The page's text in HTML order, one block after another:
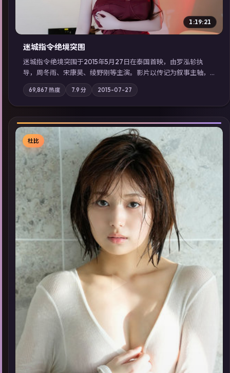
1:19:21
迷城指令·绝境突围
迷城指令·绝境突围于2015年5月27日在泰国首映，由罗泓轸执
导，周冬雨、宋康昊、绫野刚等主演。影片以传记为叙事主轴，
记忆碎片重组后，主角发现自己从未活过“真实”的一天；摄影与
配乐强化地域气质；站内亦可通过「国产免费观看高清电视剧在
线看」延展检索同类型高分佳作，畅享高清在线追剧体验。
69,867 热度 7.9 分 2015-07-27
▶
杜比